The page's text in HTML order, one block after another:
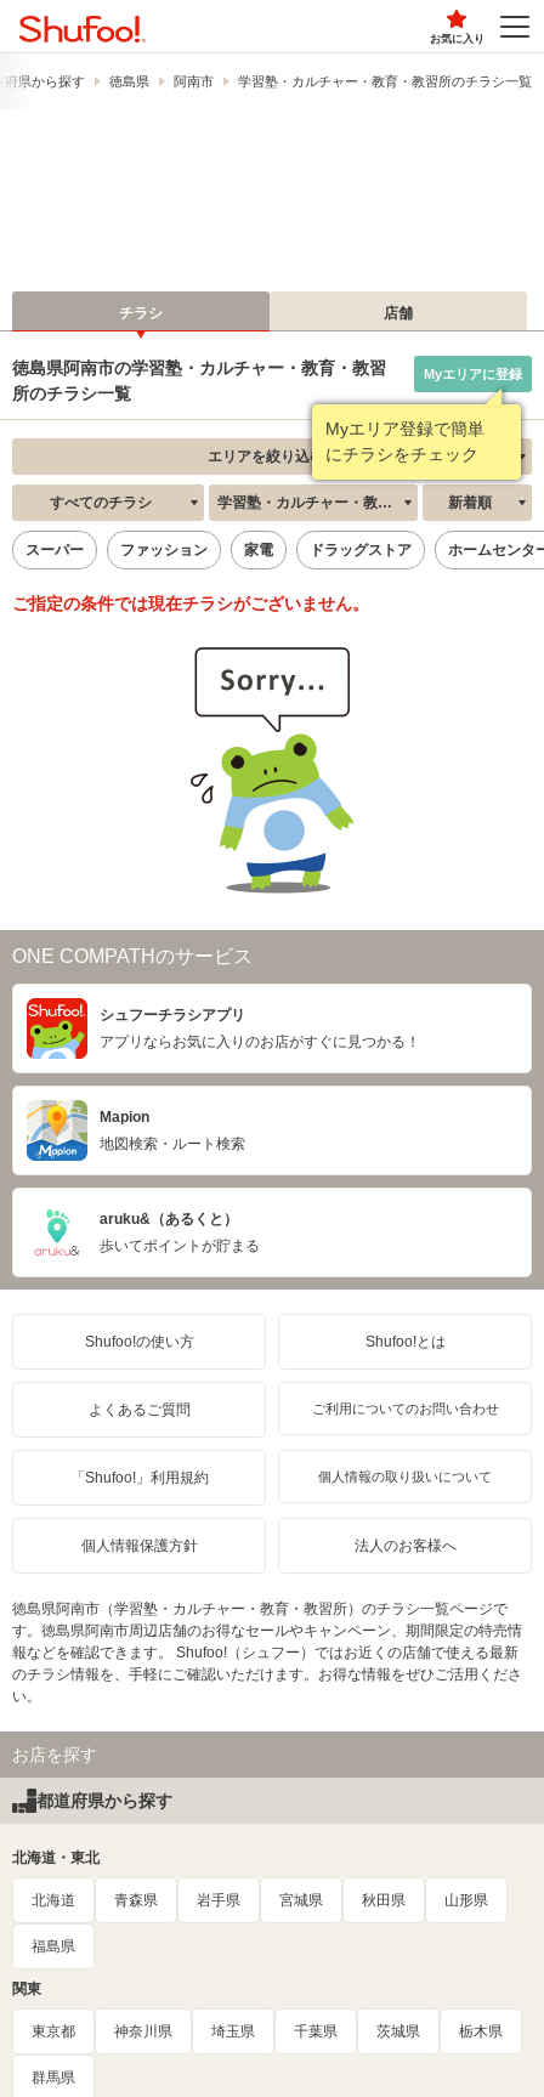
お気に入り
府県から探す 徳島県 阿南市 学習塾・カルチャー・教育・教習所のチラシ一覧
チラシ 店舗
徳島県阿南市の学習塾・カルチャー・教育・教習
所のチラシ一覧
Myエリア登録で簡単
にチラシをチェック
Myエリアに登録
エリアを絞り込む
すべてのチラシ 学習塾・カルチャー・教育・教習所 新着順
スーパー ファッション 家電 ドラッグストア ホームセンタ
ご指定の条件では現在チラシがございません。
ONE COMPATHのサービス
シュフーチラシアプリ
アプリならお気に入りのお店がすぐに見つかる！
Mapion
地図検索・ルート検索
aruku&（あるくと）
歩いてポイントが貯まる
Shufoo!の使い方 Shufoo!とは
よくあるご質問 ご利用についてのお問い合わせ
「Shufoo!」利用規約 個人情報の取り扱いについて
個人情報保護方針 法人のお客様へ
徳島県阿南市（学習塾・カルチャー・教育・教習所）のチラシ一覧ページで
す。徳島県阿南市周辺店舗のお得なセールやキャンペーン、期間限定の特売情
報などを確認できます。 Shufoo!（シュフー）ではお近くの店舗で使える最新
のチラシ情報を、手軽にご確認いただけます。お得な情報をぜひご活用くださ
い。
お店を探す
都道府県から探す
北海道・東北
北海道 青森県 岩手県 宮城県 秋田県 山形県
福島県
関東
東京都 神奈川県 埼玉県 千葉県 茨城県 栃木県
群馬県